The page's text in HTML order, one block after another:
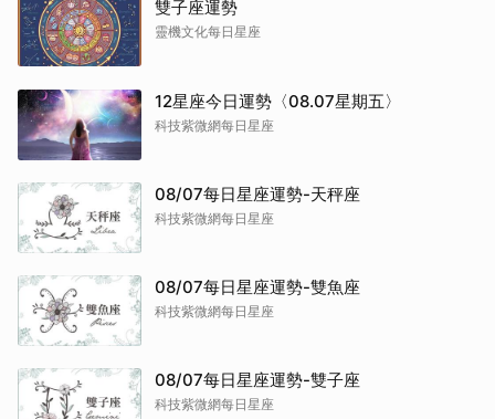
雙子座運勢
靈機文化每日星座
12星座今日運勢〈08.07星期五〉
科技紫微網每日星座
08/07每日星座運勢-天秤座
科技紫微網每日星座
08/07每日星座運勢-雙魚座
科技紫微網每日星座
08/07每日星座運勢-雙子座
科技紫微網每日星座